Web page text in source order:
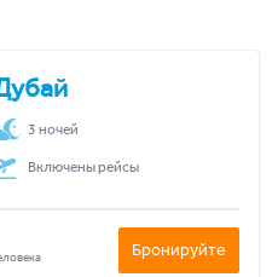
3 ночей
Включены рейсы
Бронируйте